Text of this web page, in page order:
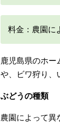
料金：農園に
鹿児島県のホー
や、ビワ狩り、
ぶどうの種類
農園によって異